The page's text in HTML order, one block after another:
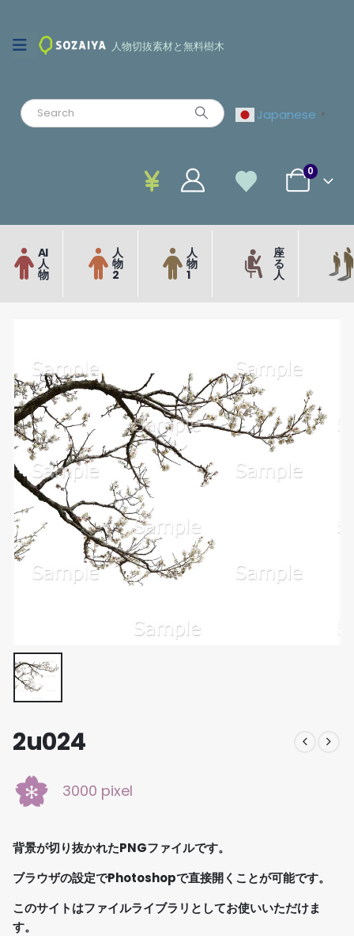
人物切抜素材と無料樹木
Japanese ▼
0
AI
人
物
人
物
2
人
物
1
座
る
人
2u024
3000 pixel
背景が切り抜かれたPNGファイルです。
ブラウザの設定でPhotoshopで直接開くことが可能です。
このサイトはファイルライブラリとしてお使いいただけま
す。